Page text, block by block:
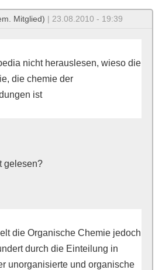
Mitglied) | 23.08.2010 - 19:39
nicht herauslesen, wieso die
die chemie der
ist
gelesen?
die Organische Chemie jedoch
durch die Einteilung in
unorganisierte und organische